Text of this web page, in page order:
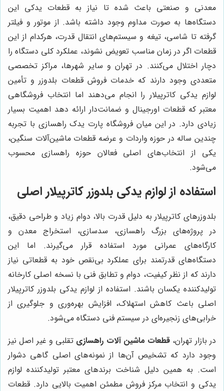
معدنی و صنعتی باعث شده تا نیاز به قطعات یدکی این
دستگاه‌ها به صورت مداوم وجود داشته باشد. از موتور و فیلتر
گرفته تا شاسی، تیغه و سیستم‌های انتقال قدرت، هرکدام از این
قطعات اگر در زمان مناسب تعویض نشوند، عملکرد کلی دستگاه را
دچار اختلال می‌کنند. در تهران و سایر شهرها، مراکز تخصصی
متعددی وجود دارند که خدمات فروش قطعات بلدوزر و تأمین
لوازم یدکی کاترپیلار را انجام می‌دهند اما انتخاب فروشگاهی
معتبر که قطعات اورجینال و ضمانت‌دار ارائه دهد اهمیت بسیار
زیادی دارد. در این میان فروشگاه پارت یدک راهسازی با تجربه
چندین ساله در حوزه واردات و عرضه قطعات ماشین‌آلات سنگین،
یکی از انتخاب‌های اصلی فعالان حوزه راهسازی محسوب
می‌شود.
استفاده از لوازم یدکی بلدوزر کاترپیلار اصلی
بلدوزرهای کاترپیلار به دلیل قدرت بالا، دوام زیاد و طراحی دقیق،
در پروژه‌های بزرگ راهسازی، سدسازی، استخراج معدن و
کارگاه‌های عمرانی مورد استفاده قرار می‌گیرند. اما این
دستگاه‌های قدرتمند برای عملکرد بی‌نقص خود به قطعاتی نیاز
دارند که از نظر کیفیت، دوام و تطابق فنی با نسخه اصلی کارخانه
تولیدکننده یکسان باشند. استفاده از لوازم یدکی بلدوزر کاترپیلار
اصلی باعث کاهش استهلاک، افزایش بهره‌وری و جلوگیری از
خرابی‌های زنجیره‌ای در سیستم فنی دستگاه می‌شود.
در بازار تهران، قطعات ماشین آلات راهسازی تقلبی و غیر اصل نیز
وجود دارد که تشخیص آن‌ها از نمونه‌های اصلی گاهی دشوار
است. به همین دلیل شناخت برندهای معتبر تولیدکننده لوازم
یدکی و انتخاب مرکز فروش مطمئن اهمیت بالایی دارد. قطعات